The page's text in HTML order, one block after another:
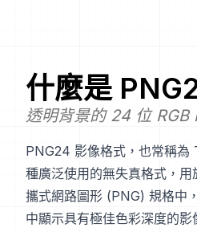
什麼是
透明背景的 24 位 RGB
PNG24 影像格式，也常稱
種廣泛使用的無失真格式，
攜式網路圖形 (PNG) 規格中
中顯示具有極佳色彩深度的